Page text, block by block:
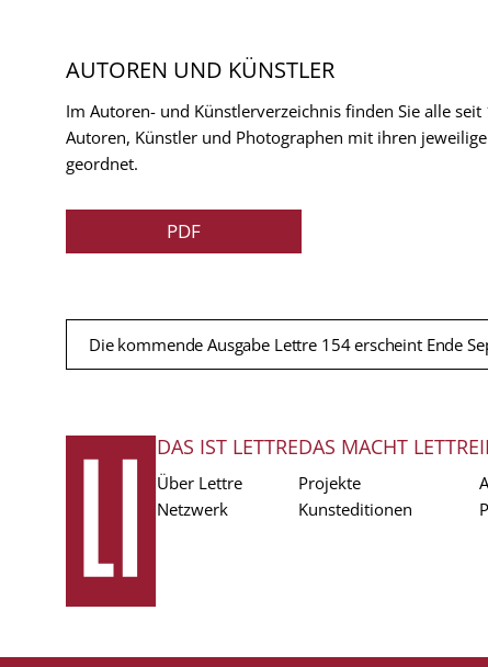
AUTOREN UND KÜNSTLER
Im Autoren- und Künstlerverzeichnis finden Sie alle
Autoren, Künstler und Photographen mit ihren
geordnet.
PDF
Die kommende Ausgabe Lettre 154 erscheint Ende
FUSSZEILE
DAS IST LETTRE
Über Lettre
Netzwerk
DAS MACHT LETTRE
Projekte
Kunsteditionen